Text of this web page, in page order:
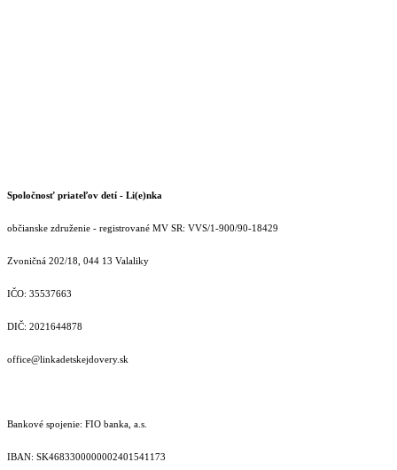
Spoločnosť priateľov detí - Li(e)nka
občianske združenie - registrované MV SR: VVS/1-900/90-18429
Zvoničná 202/18, 044 13 Valaliky
IČO: 35537663
DIČ: 2021644878
office@linkadetskejdovery.sk
Bankové spojenie: FIO banka, a.s.
IBAN: SK46833000000­02401541173